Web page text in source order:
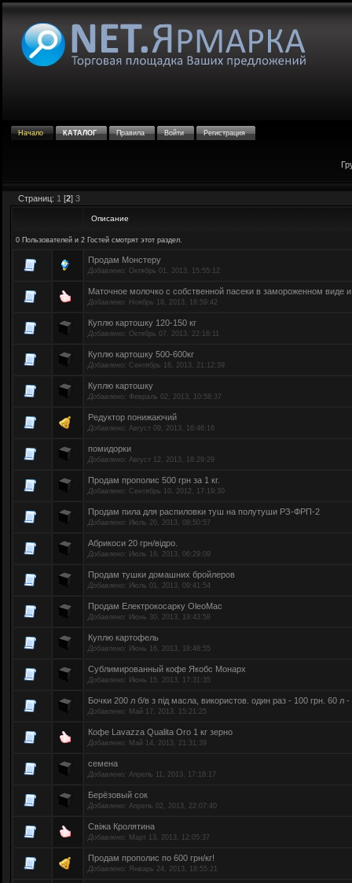
Начало КАТАЛОГ Правила Войти Регистрация
Страниц: 1 [2] 3
Описание
0 Пользователей и 2 Гостей смотрят этот раздел.
Продам Монстеру
Добавлено: Октябрь 01, 2013, 15:55:12
Маточное молочко с собственной пасеки в замороженном виде
Добавлено: Ноябрь 18, 2013, 18:59:42
Куплю картошку 120-150 кг
Добавлено: Октябрь 07, 2013, 22:16:11
Куплю картошку 500-600кг
Добавлено: Сентябрь 16, 2013, 21:12:39
Куплю картошку
Добавлено: Февраль 02, 2013, 10:58:37
Редуктор понижаючий
Добавлено: Август 09, 2013, 16:46:16
помидорки
Добавлено: Август 12, 2013, 18:29:29
Продам прополис 500 грн за 1 кг.
Добавлено: Сентябрь 10, 2012, 17:19:30
Продам пила для распиловки туш на полутуши РЗ-ФРП-2
Добавлено: Июль 20, 2013, 08:50:57
Абрикоси 20 грн/відро.
Добавлено: Июль 16, 2013, 06:29:09
Продам тушки домашних бройлеров
Добавлено: Июль 01, 2013, 09:41:54
Продам Електрокосарку OleoMac
Добавлено: Июнь 30, 2013, 19:43:58
Куплю картофель
Добавлено: Июнь 16, 2013, 18:48:55
Сублимированный кофе Якобс Монарх
Добавлено: Июнь 15, 2013, 17:31:35
Бочки 200 л б/в з під масла, використов. один раз - 100 грн. 60 л -
Добавлено: Май 17, 2013, 15:21:25
Кофе Lavazza Qualita Oro 1 кг зерно
Добавлено: Май 14, 2013, 21:31:39
семена
Добавлено: Апрель 11, 2013, 17:18:17
Берёзовый сок
Добавлено: Апрель 02, 2013, 22:07:40
Свіжа Кролятина
Добавлено: Март 13, 2013, 12:05:37
Продам прополис по 600 грн/кг!
Добавлено: Январь 24, 2013, 18:55:21